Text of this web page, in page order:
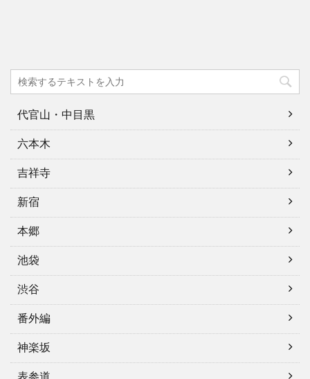
代官山・中目黒
六本木
吉祥寺
新宿
本郷
池袋
渋谷
番外編
神楽坂